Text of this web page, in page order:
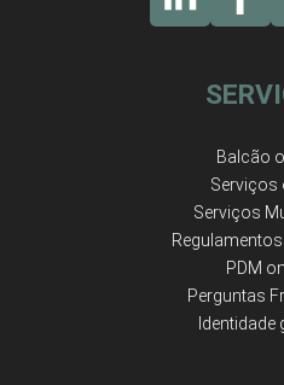
Balcão
Serviços
Serviços
PDM
Perguntas
Identidade